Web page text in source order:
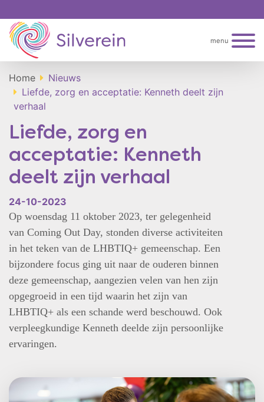
menu
Home
Nieuws
Liefde, zorg en acceptatie: Kenneth deelt zijn
verhaal
Liefde, zorg en
acceptatie: Kenneth
deelt zijn verhaal
24-10-2023
Op woensdag 11 oktober 2023, ter gelegenheid
van Coming Out Day, stonden diverse activiteiten
in het teken van de LHBTIQ+ gemeenschap. Een
bijzondere focus ging uit naar de ouderen binnen
deze gemeenschap, aangezien velen van hen zijn
opgegroeid in een tijd waarin het zijn van
LHBTIQ+ als een schande werd beschouwd. Ook
verpleegkundige Kenneth deelde zijn persoonlijke
ervaringen.